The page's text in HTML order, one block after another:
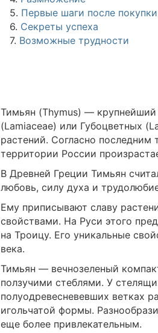
5. Первые шаги после покупки
6. Секреты успеха
7. Возможные трудности
Тимьян (Thymus) —
(Lamiaceae) или Губоцветных
растений. Согласно
территории России
В Древней Греции Тимьян
любовь, силу духа и
Ему приписывают славу
свойствами. На Руси этого
на Троицу. Его уникальные
века.
Тимьян — вечнозеленый
ползучими стеблями. У
полуодревесневевших ветках
игольчатой формы.
еще более привлекательным.